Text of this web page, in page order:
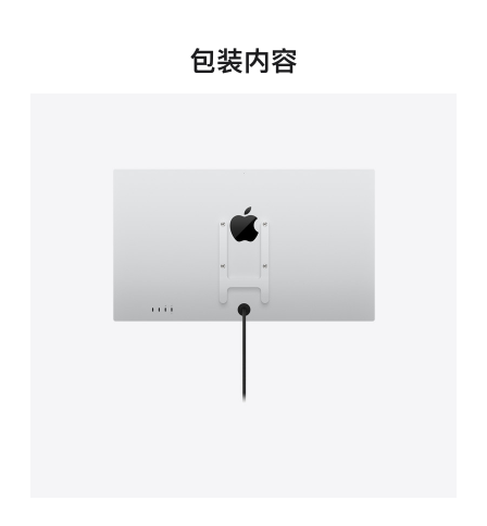
中
包装内容